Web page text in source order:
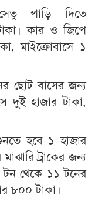
পাড়ি দিতে
কার ও জিপে
মাইক্রোবাসে ১
ছোট বাসের জন্য
দুই হাজার টাকা,
হবে ১ হাজার
ট্রাকের জন্য
থেকে ১১ টনের
৮০০ টাকা।